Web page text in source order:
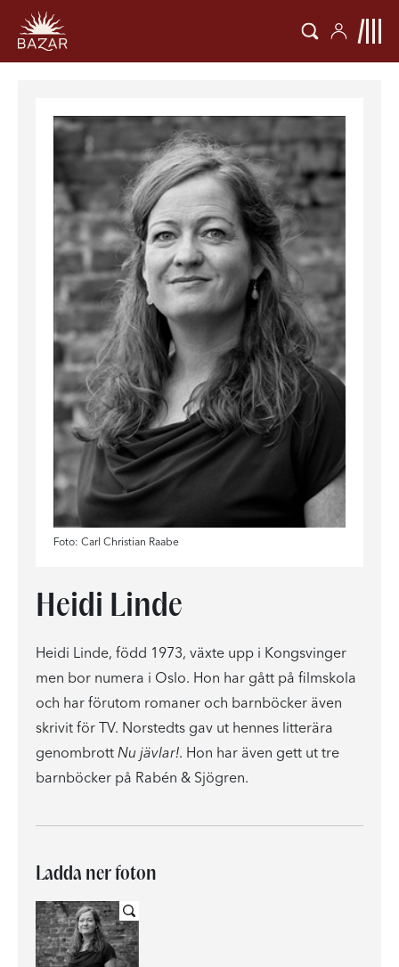
Foto: Carl Christian Raabe
Heidi Linde
Heidi Linde, född 1973, växte upp i Kongsvinger
men bor numera i Oslo. Hon har gått på filmskola
och har förutom romaner och barnböcker även
skrivit för TV. Norstedts gav ut hennes litterära
genombrott Nu jävlar!. Hon har även gett ut tre
barnböcker på Rabén & Sjögren.
Ladda ner foton